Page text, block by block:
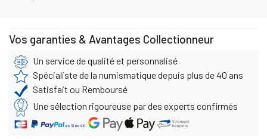
Vos garanties & Avantages Collectionneur
Un service de qualité et personnalisé
Spécialiste de la numismatique depuis plus de 40 ans
Satisfait ou Remboursé
Une sélection rigoureuse par des experts confirmés